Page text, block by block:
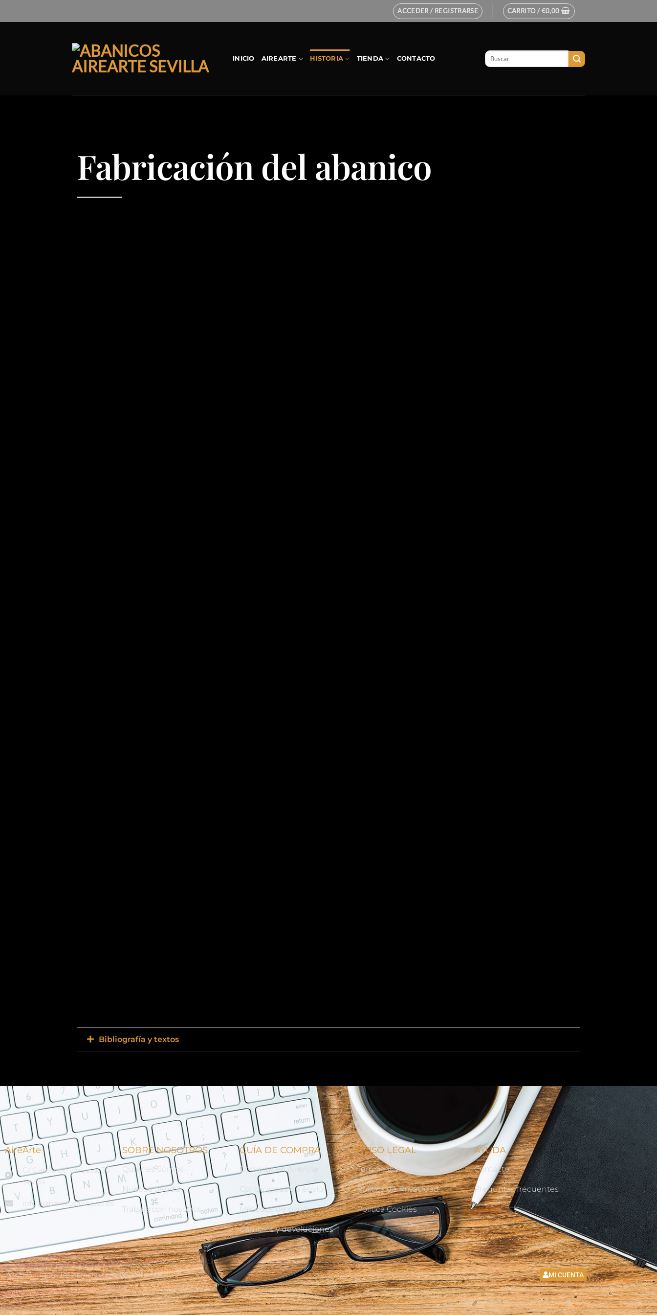
ACCEDER / REGISTRARSE CARRITO /€0,00
INICIO AIREARTE HISTORIA TIENDA CONTACTO
Fabricación del abanico
Bibliografía y textos
AireArte
C/ García de Vinuesa, 30
Sevilla
info@abanicosairearte.es
SOBRE NOSOTROS
Quienes Somos
Nuestra tienda
Trabaja con nosotros
GUÍA DE COMPRA
Comprar en AireArte
Condiciones de envío
Métodos de pago
Cambios y devoluciones
AVISO LEGAL
Terminos y condiciones
Política de Privacidad
Política Cookies
AYUDA
Contacto
Preguntas frecuentes
Ⓒ 2025 - Todos los derechos están reservados MI CUENTA